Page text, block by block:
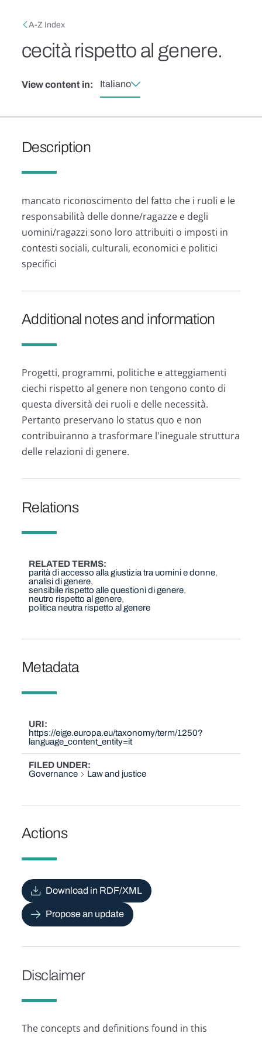
Breadcrumb
A-Z Index
cecità rispetto al genere.
View content in: Italiano
Description
mancato riconoscimento del fatto che i ruoli e le
responsabilità delle donne/ragazze e degli
uomini/ragazzi sono loro attribuiti o imposti in
contesti sociali, culturali, economici e politici
specifici
Additional notes and information
Progetti, programmi, politiche e atteggiamenti
ciechi rispetto al genere non tengono conto di
questa diversità dei ruoli e delle necessità.
Pertanto preservano lo status quo e non
contribuiranno a trasformare l'ineguale struttura
delle relazioni di genere.
Relations
RELATED TERMS
parità di accesso alla giustizia tra uomini e donne
analisi di genere
sensibile rispetto alle questioni di genere
neutro rispetto al genere
politica neutra rispetto al genere
Metadata
URI
https://eige.europa.eu/taxonomy/term/1250?
language_content_entity=it
FILED UNDER
Governance
Law and justice
Actions
Download in RDF/XML
Propose an update
Disclaimer
The concepts and definitions found in this